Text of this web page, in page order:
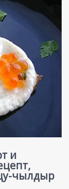
и
чылдыр